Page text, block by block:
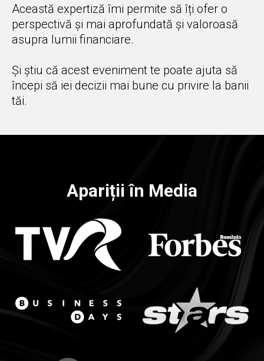
Această expertiză îmi permite să îți ofer o
perspectivă și mai aprofundată și valoroasă
asupra lumii financiare.
Și știu că acest eveniment te poate ajuta să
începi să iei decizii mai bune cu privire la banii
tăi.
Apariții în Media